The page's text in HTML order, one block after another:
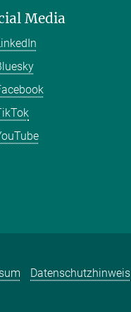
Media
Datenschutzhinweis